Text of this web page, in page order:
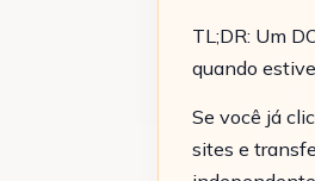
TL;DR: Um
quando
Se você já
sites e